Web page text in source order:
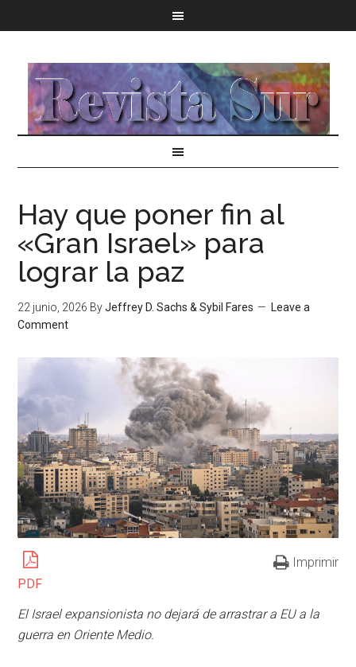
Hay que poner fin al
«Gran Israel» para
lograr la paz
22 junio, 2026 ByJeffrey D. Sachs & Sybil Fares
Leave a
Comment
PDF
Imprimir
El Israel expansionista no dejará de arrastrar a EU a la
guerra en Oriente Medio.